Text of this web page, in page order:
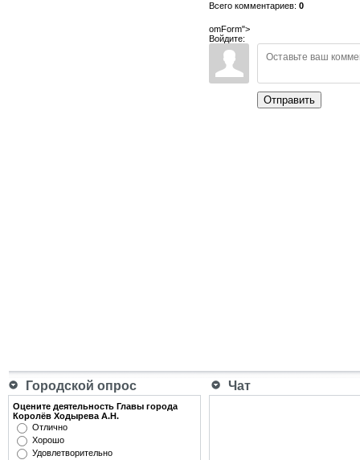
Всего комментариев: 0
omForm">
Войдите:
Отправить
Городской опрос Чат
Оцените деятельность Главы города
Королёв Ходырева А.Н.
Отлично
Хорошо
Удовлетворительно